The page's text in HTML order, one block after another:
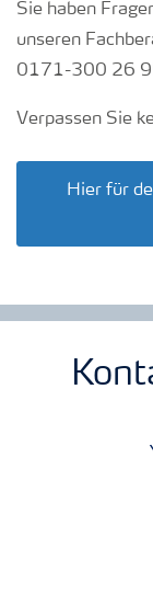
Sie haben
unseren
0171-300 26
Verpassen Sie
Hier für